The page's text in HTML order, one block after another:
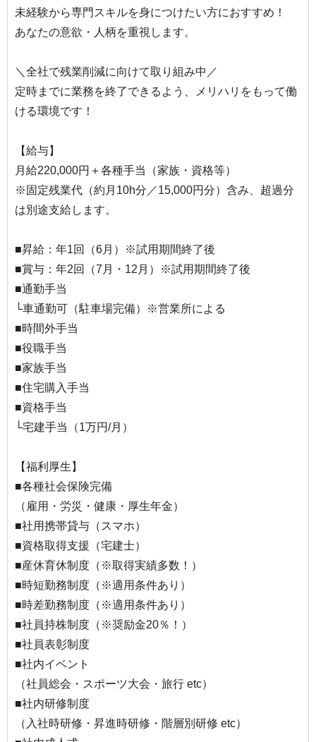
未経験から専門スキルを身につけたい方におすすめ！
あなたの意欲・人柄を重視します。
＼全社で残業削減に向けて取り組み中／
定時までに業務を終了できるよう、メリハリをもって働
ける環境です！
【給与】
月給220,000円＋各種手当（家族・資格等）
※固定残業代（約月10h分／15,000円分）含み、超過分
は別途支給します。
■昇給：年1回（6月）※試用期間終了後
■賞与：年2回（7月・12月）※試用期間終了後
■通勤手当
└車通勤可（駐車場完備）※営業所による
■時間外手当
■役職手当
■家族手当
■住宅購入手当
■資格手当
└宅建手当（1万円/月）
【福利厚生】
■各種社会保険完備
（雇用・労災・健康・厚生年金）
■社用携帯貸与（スマホ）
■資格取得支援（宅建士）
■産休育休制度（※取得実績多数！）
■時短勤務制度（※適用条件あり）
■時差勤務制度（※適用条件あり）
■社員持株制度（※奨励金20％！）
■社員表彰制度
■社内イベント
（社員総会・スポーツ大会・旅行 etc）
■社内研修制度
（入社時研修・昇進時研修・階層別研修 etc）